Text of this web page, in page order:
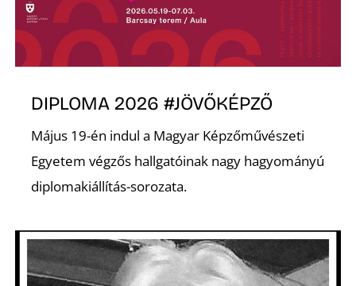
DIPLOMA 2026 #JÖVŐKÉPZŐ
Május 19-én indul a Magyar Képzőművészeti
Egyetem végzős hallgatóinak nagy hagyományú
diplomakiállítás-sorozata.